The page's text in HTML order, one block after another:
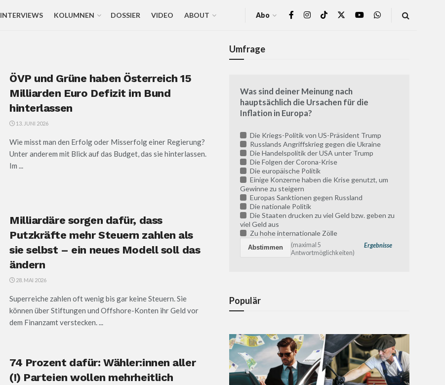
INTERVIEWS KOLUMNEN DOSSIER VIDEO ABOUT Abo
ÖVP und Grüne haben Österreich 15
Milliarden Euro Defizit im Bund
hinterlassen
13. JUNI 2026
Wie misst man den Erfolg oder Misserfolg einer Regierung?
Unter anderem mit Blick auf das Budget, das sie hinterlassen.
Im ...
Milliardäre sorgen dafür, dass
Putzkräfte mehr Steuern zahlen als
sie selbst – ein neues Modell soll das
ändern
28. MAI 2026
Superreiche zahlen oft wenig bis gar keine Steuern. Sie
können über Stiftungen und Offshore-Konten ihr Geld vor
dem Finanzamt verstecken. ...
74 Prozent dafür: Wähler:innen aller
(!) Parteien wollen mehrheitlich
Umfrage
Was sind deiner Meinung nach
hauptsächlich die Ursachen für die
Inflation in Europa?
Die Kriegs-Politik von US-Präsident Trump
Russlands Angriffskrieg gegen die Ukraine
Die Handelspolitik der USA unter Trump
Die Folgen der Corona-Krise
Die europäische Politik
Einige Konzerne haben die Krise genutzt, um
Gewinne zu steigern
Europas Sanktionen gegen Russland
Die nationale Politik
Die Staaten drucken zu viel Geld bzw. geben zu
viel Geld aus
Zu hohe internationale Zölle
Ergebnisse
(maximal 5
Antwortmöglichkeiten)
Populär